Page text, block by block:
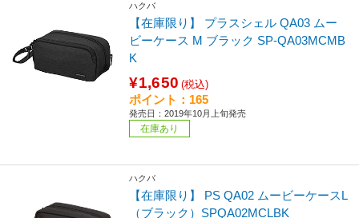
ハクバ
【在庫限り】 プラスシェル QA03 ムー
ビーケース M ブラック SP-QA03MCMB
K
¥1,650 (税込)
ポイント：165
発売日：2019年10月上旬発売
在庫あり
ハクバ
【在庫限り】 PS QA02 ムービーケースL
（ブラック）SPQA02MCLBK